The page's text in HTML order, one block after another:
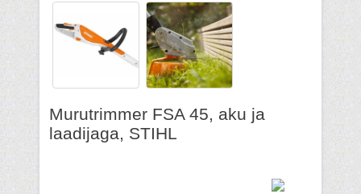
Murutrimmer FSA 45, aku ja
laadijaga, STIHL